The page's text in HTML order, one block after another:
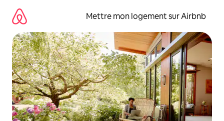
directement
contenu
Mettre mon logement sur Airbnb